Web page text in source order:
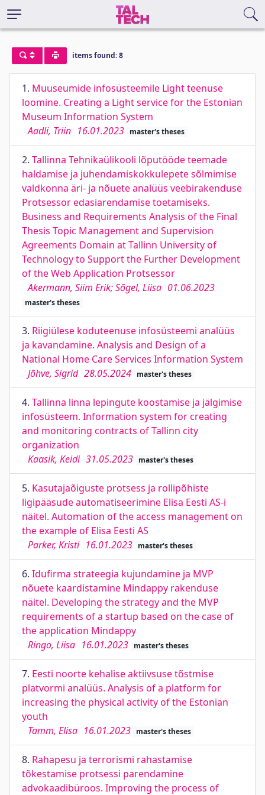
items found: 8
1. Muuseumide infosüsteemile Light teenuse
loomine. Creating a Light service for the Estonian
Museum Information System
Aadli, Triin 16.01.2023 master's theses
2. Tallinna Tehnikaülikooli lõputööde teemade
haldamise ja juhendamiskokkulepete sõlmimise
valdkonna äri- ja nõuete analüüs veebirakenduse
Protsessor edasiarendamise toetamiseks.
Business and Requirements Analysis of the Final
Thesis Topic Management and Supervision
Agreements Domain at Tallinn University of
Technology to Support the Further Development
of the Web Application Protsessor
Akermann, Siim Erik; Sõgel, Liisa 01.06.2023
master's theses
3. Riigiülese koduteenuse infosüsteemi analüüs
ja kavandamine. Analysis and Design of a
National Home Care Services Information System
Jõhve, Sigrid 28.05.2024 master's theses
4. Tallinna linna lepingute koostamise ja jälgimise
infosüsteem. Information system for creating
and monitoring contracts of Tallinn city
organization
Kaasik, Keidi 31.05.2023 master's theses
5. Kasutajaõiguste protsess ja rollipõhiste
ligipääsude automatiseerimine Elisa Eesti AS-i
näitel. Automation of the access management on
the example of Elisa Eesti AS
Parker, Kristi 16.01.2023 master's theses
6. Idufirma strateegia kujundamine ja MVP
nõuete kaardistamine Mindappy rakenduse
näitel. Developing the strategy and the MVP
requirements of a startup based on the case of
the application Mindappy
Ringo, Liisa 16.01.2023 master's theses
7. Eesti noorte kehalise aktiivsuse tõstmise
platvormi analüüs. Analysis of a platform for
increasing the physical activity of the Estonian
youth
Tamm, Elisa 16.01.2023 master's theses
8. Rahapesu ja terrorismi rahastamise
tõkestamise protsessi parendamine
advokaadibüroos. Improving the process of